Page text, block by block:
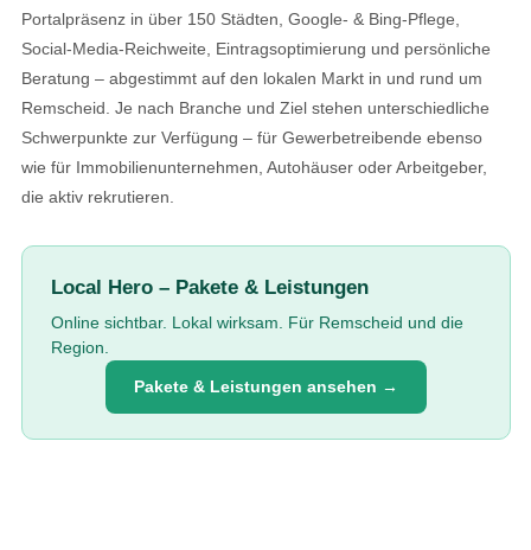
Portalpräsenz in über 150 Städten, Google- & Bing-Pflege,
Social-Media-Reichweite, Eintragsoptimierung und persönliche
Beratung – abgestimmt auf den lokalen Markt in und rund um
Remscheid. Je nach Branche und Ziel stehen unterschiedliche
Schwerpunkte zur Verfügung – für Gewerbetreibende ebenso
wie für Immobilienunternehmen, Autohäuser oder Arbeitgeber,
die aktiv rekrutieren.
Local Hero – Pakete & Leistungen
Online sichtbar. Lokal wirksam. Für Remscheid und die
Region.
Pakete & Leistungen ansehen →